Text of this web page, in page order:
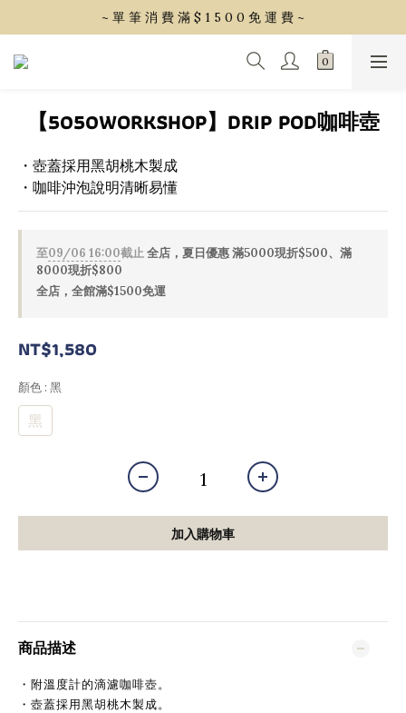
~ 單 筆 消 費 滿 $ 1 5 0 0 免 運 費 ~
~ 單 筆 消 費 滿 $ 1 5 0 0 免 運 費 ~
會 員 享 2% 點 數 回 饋 (1點=1元)
【5050WORKSHOP】DRIP POD咖啡壺
・壺蓋採用黑胡桃木製成
・咖啡沖泡說明清晰易懂
至09/06 16:00截止全店，夏日優惠 滿5000現折$500、滿
8000現折$800
全店，全館滿$1500免運
NT$1,580
顏色 : 黑
黑
加入購物車
商品描述
・附溫度計的滴濾咖啡壺。
・壺蓋採用黑胡桃木製成。